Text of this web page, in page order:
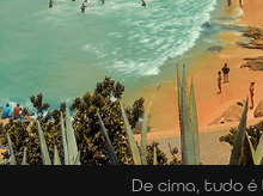
De cima, tudo